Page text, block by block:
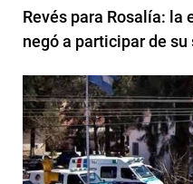
Revés para Rosalía: la
negó a participar de